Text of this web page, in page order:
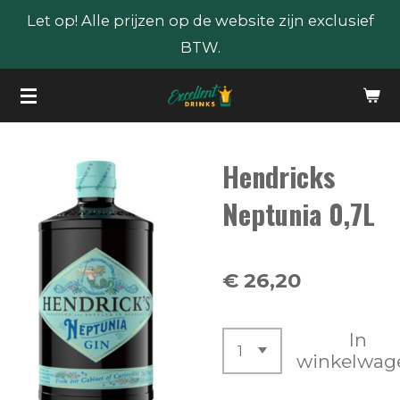
naar
de
hoofdinhoud
Let op! Alle prijzen op de website zijn exclusief
BTW.
Hendricks
Neptunia 0,7L
€ 26,20
In